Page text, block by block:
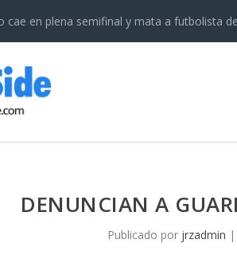
cae en plena semifinal y mata a futbolista
DENUNCIAN A
Publicado por jrzadmin |